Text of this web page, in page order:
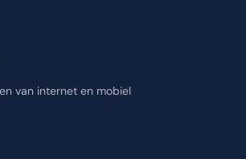
van internet en mobiel